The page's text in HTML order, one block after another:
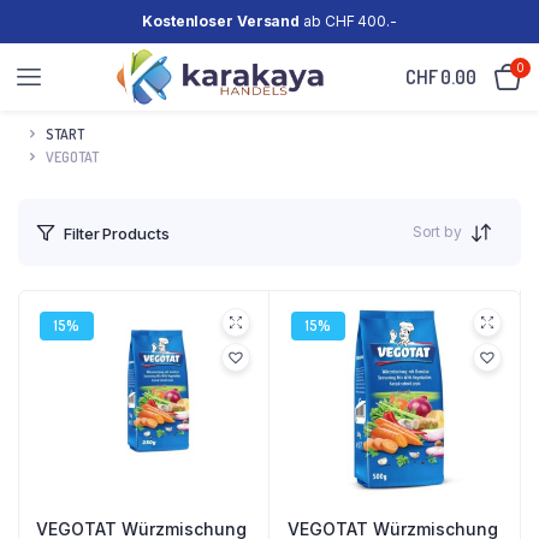
Kostenloser Versand ab CHF 400.-
CHF0.00 0
START
VEGOTAT
Filter Products Sort by
15%
VEGOTAT Würzmischung
15%
VEGOTAT Würzmischung